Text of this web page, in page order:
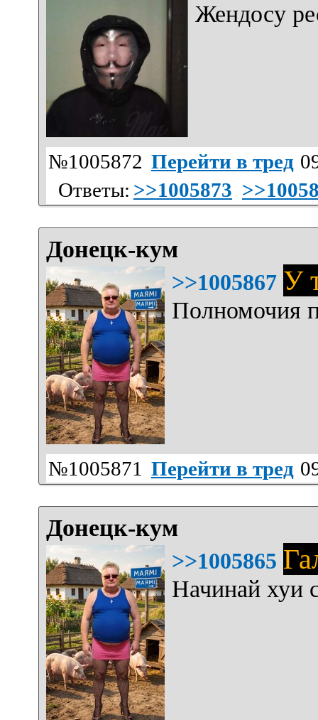
Жендосу
№1005872 Перейти в тред
Ответы: >>1005873
Донецк-кум
>>1005867 У
Полномочия
№1005871 Перейти в тред
Донецк-кум
>>1005865
Начинай хуи